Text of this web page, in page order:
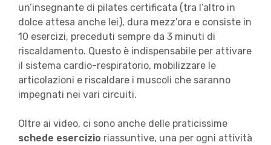
un’insegnante di pilates certificata (tra l’altro in
dolce attesa anche lei), dura mezz’ora e consiste in
10 esercizi, preceduti sempre da 3 minuti di
riscaldamento. Questo è indispensabile per attivare
il sistema cardio-respiratorio, mobilizzare le
articolazioni e riscaldare i muscoli che saranno
impegnati nei vari circuiti.
Oltre ai video, ci sono anche delle praticissime
schede esercizio riassuntive, una per ogni attività